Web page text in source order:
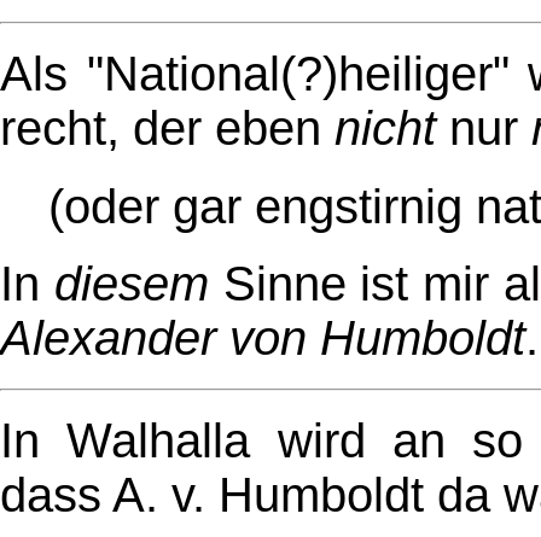
Als "National(?)heiliger"
recht, der eben nichtnur
(oder gar engstirnig
In diesem Sinne ist mir
Alexander von Humboldt.
In Walhalla wird an so
dass A. v. Humboldt da